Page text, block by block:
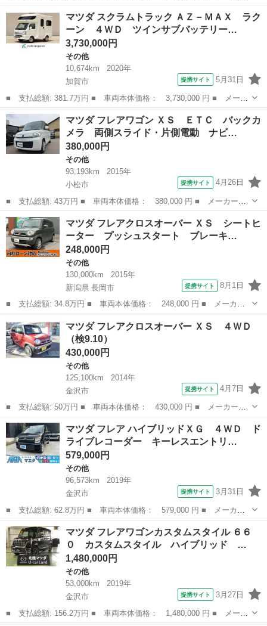
名： マツダ ■ 車種名： フレアワゴン ■ グレード名： ＸＳ
スマートキー プッシュスタート 左側パワースライドドア 新品ラ
ジアルタイヤ...
石川 能美市 その他
マツダ スクラムトラック ＡＺ－ＭＡＸ ラク
ーン ４ＷＤ ツインサブバッテリー…
3,730,000円
その他
10,674km
2020年
加賀市
提携サイト 5月31日
■ 支払総額: 381.7万円 ■ 車両本体価格： 3,730,000 円 ■ メーカ
ー名： マツダ ■ 車種名： スクラムトラック ■ グレード名：
ＡＺ－ＭＡＸ ラクーン ４ＷＤ ツインサブバッテリー １５００
Ｗインバ...
石川 加賀市 その他
マツダ フレアワゴン ＸＳ ＥＴＣ バックカ
メラ 両側スライド・片側電動 ナビ…
380,000円
その他
93,193km
2015年
小松市
提携サイト 4月26日
■ 支払総額: 43万円 ■ 車両本体価格： 380,000 円 ■ メーカー
名： マツダ ■ 車種名： フレアワゴン ■ グレード名： ＸＳ
ＥＴＣ バックカメラ 両側スライド・片側電動 ナビ ＴＶ 衝突
被害軽減システム...
石川 小松市 その他
マツダ フレアクロスオーバー ＸＳ シートヒ
ーター プッシュスタート ブレーキ…
248,000円
その他
130,000km
2015年
新潟県 長岡市
提携サイト 8月1日
■ 支払総額: 34.8万円 ■ 車両本体価格： 248,000 円 ■ メーカー
名： マツダ ■ 車種名： フレアクロスオーバー ■ グレード
名： ＸＳ シートヒーター プッシュスタート ブレーキサポー
ト 頸部衝撃緩和ヘ...
新潟 長岡市 その他
マツダ フレアクロスオーバー ＸＳ ４ＷＤ
（検9.10）
430,000円
その他
125,100km
2014年
金沢市
提携サイト 4月7日
■ 支払総額: 50万円 ■ 車両本体価格： 430,000 円 ■ メーカー
名： マツダ ■ 車種名： フレアクロスオーバー ■ グレード
名： ＸＳ ４ＷＤ ■ 排気量： 660cc ■ ドア枚数： 5D ■ ミッ
ション...
石川 金沢市 その他
マツダ フレア ハイブリッドＸＧ ４ＷＤ ド
ライブレコーダー キーレスエントリ…
579,000円
その他
96,573km
2019年
金沢市
提携サイト 3月31日
■ 支払総額: 62.8万円 ■ 車両本体価格： 579,000 円 ■ メーカー
名： マツダ ■ 車種名： フレア ■ グレード名： ハイブリッド
ＸＧ ４ＷＤ ドライブレコーダー キーレスエントリー アイドリ
ングストップ...
石川 金沢市 その他
マツダ フレアワゴンカスタムスタイル ６６
０ カスタムスタイル ハイブリッド …
1,480,000円
その他
53,000km
2019年
金沢市
提携サイト 3月27日
■ 支払総額: 156.2万円 ■ 車両本体価格： 1,480,000 円 ■ メーカ